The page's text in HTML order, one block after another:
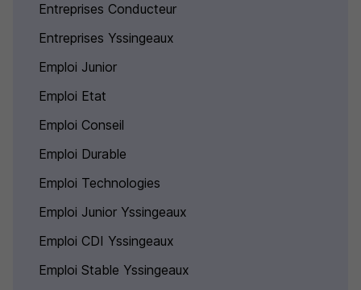
Entreprises Conducteur
Entreprises Yssingeaux
Emploi Junior
Emploi Etat
Emploi Conseil
Emploi Durable
Emploi Technologies
Emploi Junior Yssingeaux
Emploi CDI Yssingeaux
Emploi Stable Yssingeaux